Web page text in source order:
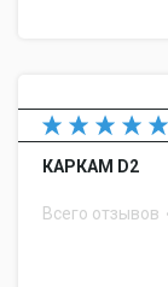
КАРКАМ D2
Всего отзывов